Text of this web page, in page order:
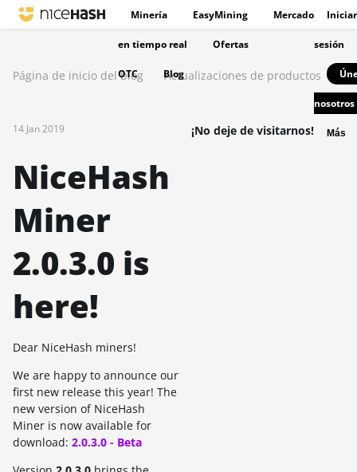
Minería EasyMining Mercado
en tiempo real Ofertas
OTC Blog
Iniciar
sesión
nosotros
Más
Página de inicio del blog Actualizaciones de productos
14 Jan 2019
NiceHash
Miner
2.0.3.0 is
here!
Dear NiceHash miners!
We are happy to announce our
first new release this year! The
new version of NiceHash
Miner is now available for
download: 2.0.3.0 - Beta
¡No deje de visitarnos!